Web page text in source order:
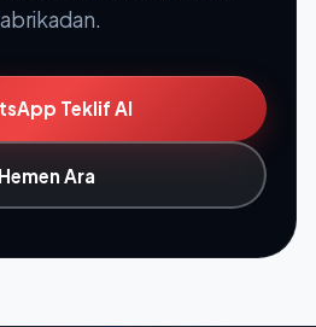
Teklif Al
Hemen Ara